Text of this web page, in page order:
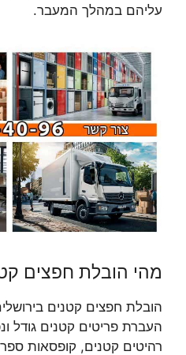
עליהם במהלך המעבר.
מהי הובלת חפצים
הובלת חפצים קטנים
העברת פריטים קטנים גודל
רהיטים קטנים, קופסאות